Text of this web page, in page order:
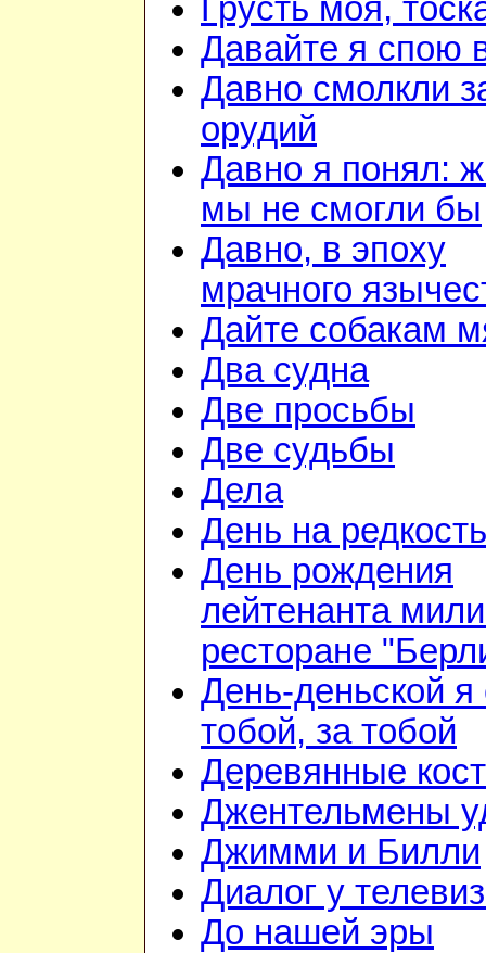
Грусть моя,
Давайте я спою
Давно смолкли
орудий
Давно я понял:
мы не смогли бы
Давно, в эпоху
мрачного
Дайте собакам
Два судна
Две просьбы
Две судьбы
Дела
День на редкость
День рождения
лейтенанта
ресторане
День-деньской я
тобой, за тобой
Деревянные
Джентельмены
Джимми и Билли
Диалог у
До нашей эры